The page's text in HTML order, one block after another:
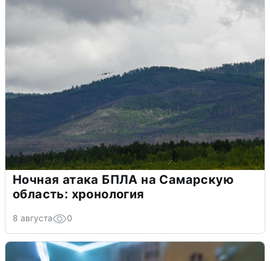
Ночная атака БПЛА на Самарскую
область: хронология
8 августа 0